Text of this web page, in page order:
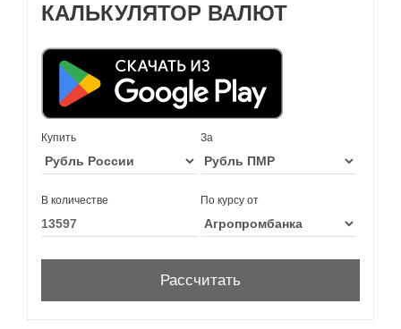
КАЛЬКУЛЯТОР ВАЛЮТ
Купить За
В количестве По курсу от